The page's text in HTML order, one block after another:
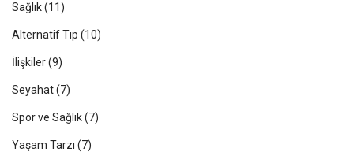
Sağlık(11)
Alternatif Tıp (10)
İlişkiler(9)
Seyahat(7)
Spor ve Sağlık(7)
Yaşam Tarzı (7)